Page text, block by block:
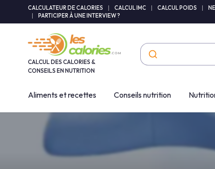
CALCULATEUR DE CALORIES CALCUL IMC CALCUL POIDS
PARTICIPER À UNE INTERVIEW ?
CALCUL DES CALORIES &
CONSEILS EN NUTRITION
Aliments et recettes Conseils nutrition
Panneau de gestion des cookies